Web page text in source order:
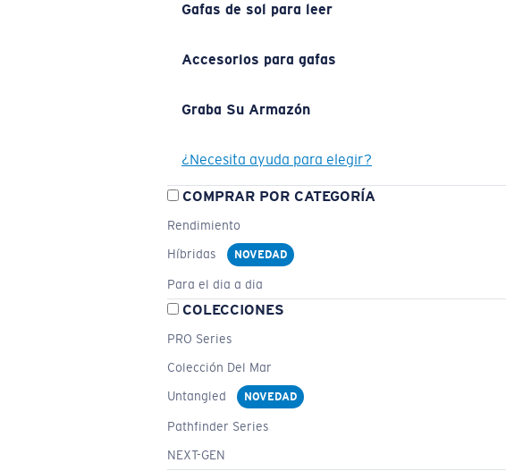
Gafas de sol para leer
Accesorios para gafas
Graba Su Armazón
¿Necesita ayuda para elegir?
COMPRAR POR CATEGORÍA
Rendimiento
Híbridas
NOVEDAD
Para el dia a dia
COLECCIONES
PRO Series
Colección Del Mar
Untangled
NOVEDAD
Pathfinder Series
NEXT-GEN